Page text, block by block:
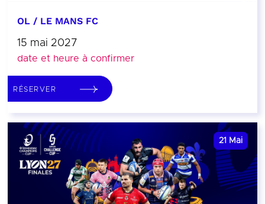
OL / LE MANS FC
15 mai 2027
date et heure à confirmer
RÉSERVER
21 Mai